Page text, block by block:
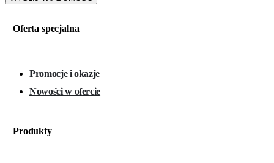
Oferta specjalna
Promocje i okazje
Nowości w ofercie
Produkty